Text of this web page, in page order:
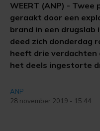
WEERT (ANP) - Twee
geraakt door een
brand in een
deed zich donderdag
heeft drie verdachten
het deels ingestorte
ANP
28 november 2019 - 15:44